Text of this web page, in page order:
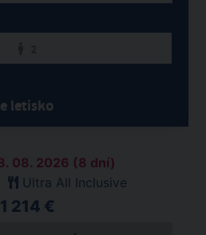
letisko
08. 2026 (8 dní)
Ultra All Inclusive
1 214 €